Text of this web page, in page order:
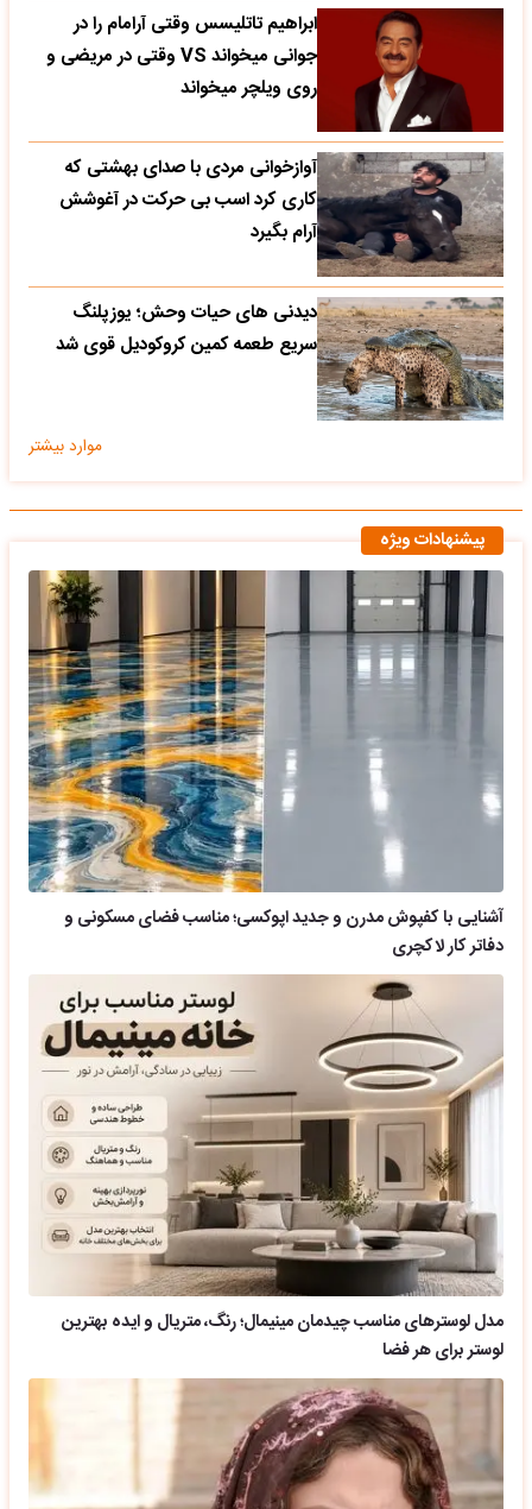
ابراهیم تاتلیسس وقتی آرامام را در
جوانی میخواند VS وقتی در مریضی و
روی ویلچر میخواند
آوازخوانی مردی با صدای بهشتی که
کاری کرد اسب بی حرکت در آغوشش
آرام بگیرد
دیدنی های حیات وحش؛ یوزپلنگ
سریع طعمه کمین کروکودیل قوی شد
موارد بیشتر
پیشنهادات ویژه
آشنایی با کفپوش مدرن و جدید اپوکسی؛ مناسب فضای مسکونی و
دفاتر کار لاکچری
مدل لوسترهای مناسب چیدمان مینیمال؛ رنگ، متریال و ایده بهترین
لوستر برای هر فضا